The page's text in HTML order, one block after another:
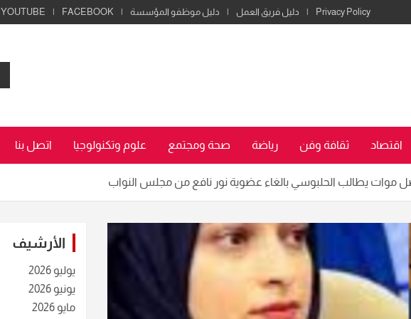
Privacy Policy دليل فريق العمل دليل موظفو المؤسسة FACEBOOK
YOUTUBE
اقتصاد ثقافة وفن رياضة صحة ومجتمع علوم وتكنولوجيا اتصل بنا
موات يطالب الحلبوسي بالغاء عضوية نور نافع من مجلس النواب
الأرشيف
يوليو 2026
يونيو 2026
مايو 2026